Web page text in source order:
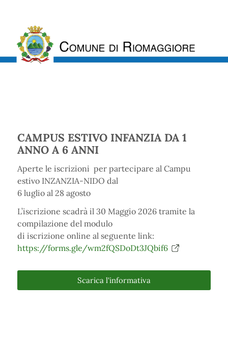
CAMPUS ESTIVO INFANZIA DA 1
ANNO A 6 ANNI
Aperte le iscrizioni per partecipare al Campu
estivo INZANZIA-NIDO dal
6 luglio al 28 agosto
L’iscrizione scadrà il 30 Maggio 2026 tramite la
compilazione del modulo
di iscrizione online al seguente link:
https://forms.gle/wm2fQSDoDt3JQbif6
Scarica l'informativa